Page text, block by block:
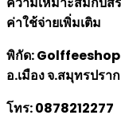
ค่าใช้จ่ายเพิ่มเติม
พิกัด: Golffeeshop
อ.เมือง จ.สมุทรปรา
โทร: 0878212277